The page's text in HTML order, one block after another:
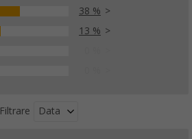
38 %
13 %
Filtrare Data